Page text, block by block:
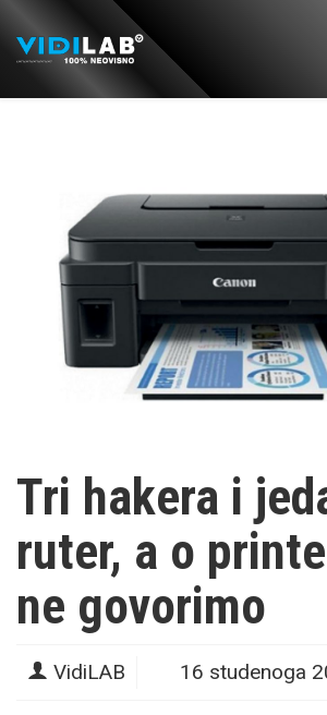
Tri hakera i
ruter, a o
ne govorimo
VidiLAB 16 studenoga